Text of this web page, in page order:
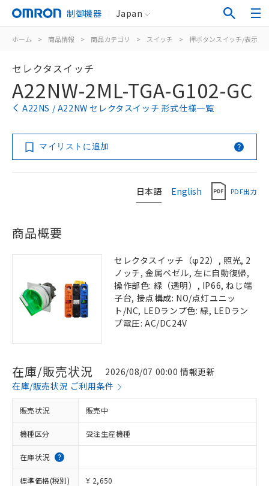
制御機器 Japan
ホーム > 商品情報 > 商品カテゴリ > スイッチ > 押ボタンスイッチ/表示灯
セレクタスイッチ
A22NW-2ML-TGA-G102-GC
A22NS / A22NW セレクタスイッチ 形式仕様一覧
マイリストに追加
日本語 English PDF出力
商品概要
セレクタスイッチ（φ22）, 照光, 2
ノッチ, 金属ベゼル, 左に自動復帰,
操作部色: 緑（透明）, IP66, ねじ端
子台, 接点構成: NO/点灯ユニッ
ト/NC, LEDランプ色: 緑, LEDラン
プ電圧: AC/DC24V
在庫/販売状況
2026/08/07 00:00 情報更新
在庫/販売状況 ご利用条件
販売状況 販売中
機種区分 受注生産機種
在庫状況
標準価格(税別) ¥ 2,650